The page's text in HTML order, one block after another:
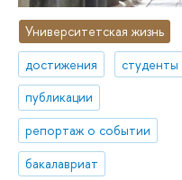
Университетская жизнь
достижения
студенты
публикации
репортаж о событии
бакалавриат